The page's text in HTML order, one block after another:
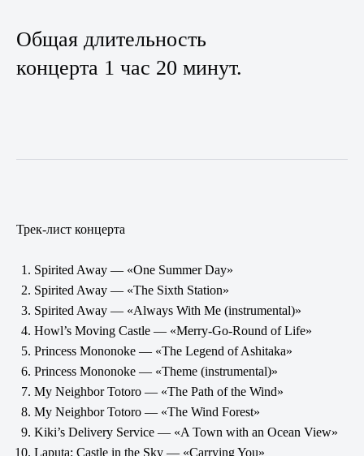
Общая длительность
концерта 1 час 20 минут.
Трек-лист концерта
Spirited Away — «One Summer Day»
Spirited Away — «The Sixth Station»
Spirited Away — «Always With Me (instrumental)»
Howl’s Moving Castle — «Merry-Go-Round of Life»
Princess Mononoke — «The Legend of Ashitaka»
Princess Mononoke — «Theme (instrumental)»
My Neighbor Totoro — «The Path of the Wind»
My Neighbor Totoro — «The Wind Forest»
Kiki’s Delivery Service — «A Town with an Ocean View»
Laputa: Castle in the Sky — «Carrying You»